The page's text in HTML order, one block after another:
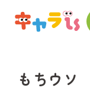
もちウソ